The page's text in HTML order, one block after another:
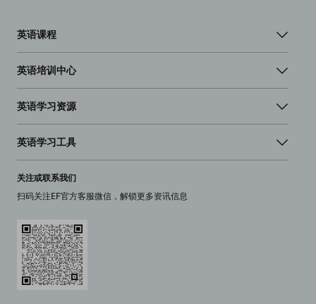
英语课程
英语培训中心
英语学习资源
英语学习工具
关注或联系我们
扫码关注EF官方客服微信，解锁更多资讯信息